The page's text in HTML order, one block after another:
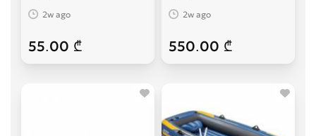
2w ago
55.00 ₾
2w ago
550.00 ₾